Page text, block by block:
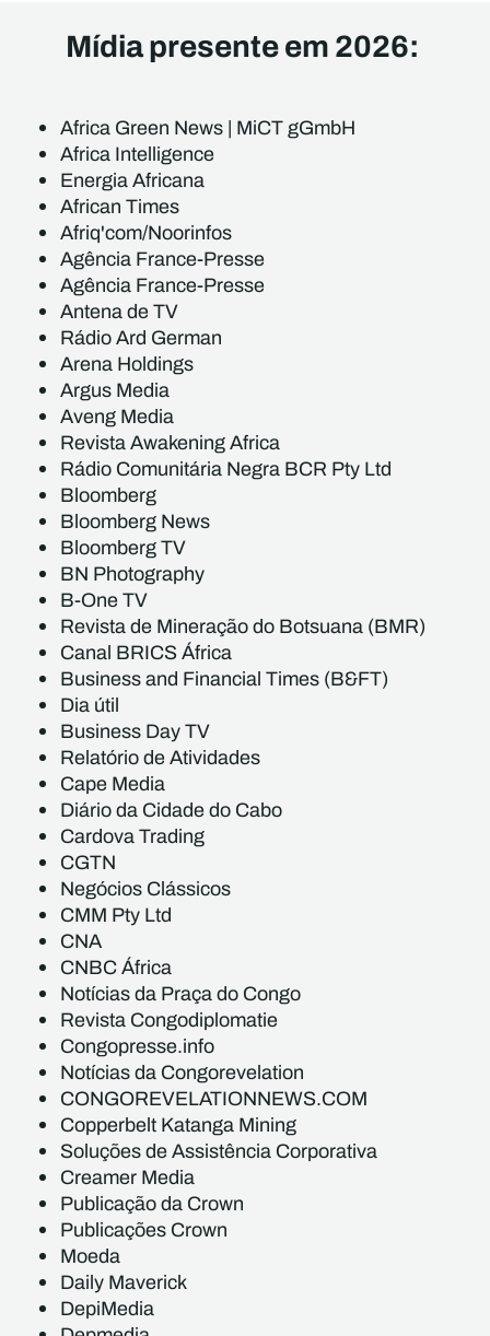
Mídia presente em 2026:
Africa Green News | MiCT gGmbH
Africa Intelligence
Energia Africana
African Times
Afriq'com/Noorinfos
Agência France-Presse
Agência France-Presse
Antena de TV
Rádio Ard German
Arena Holdings
Argus Media
Aveng Media
Revista Awakening Africa
Rádio Comunitária Negra BCR Pty Ltd
Bloomberg
Bloomberg News
Bloomberg TV
BN Photography
B-One TV
Revista de Mineração do Botsuana (BMR)
Canal BRICS África
Business and Financial Times (B&FT)
Dia útil
Business Day TV
Relatório de Atividades
Cape Media
Diário da Cidade do Cabo
Cardova Trading
CGTN
Negócios Clássicos
CMM Pty Ltd
CNA
CNBC África
Notícias da Praça do Congo
Revista Congodiplomatie
Congopresse.info
Notícias da Congorevelation
CONGOREVELATIONNEWS.COM
Copperbelt Katanga Mining
Soluções de Assistência Corporativa
Creamer Media
Publicação da Crown
Publicações Crown
Moeda
Daily Maverick
DepiMedia